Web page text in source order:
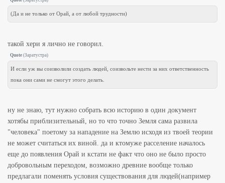
(Да и не только от Орай, а от любой трудности)
такой хери я лично не говорил.
Quote (Заратустра)
И если уж вы соизволили создать людей, соизвольте нести за них ответственность
пока они сами не смогут этого делать.
ну не знаю, тут нужно собрать всю историю в один документ
хотябы приблизительный, но то что точно Земля сама развила
"человека" поетому за нападение на Землю исходя из твоей теории
не может считаться их виной. да и ктомуже расселение началось
еще до появления Орай и кстати не факт что оно не было просто
добровольным переходом, возможно древние вообще только
предлагали поменять условия существования для людей(например